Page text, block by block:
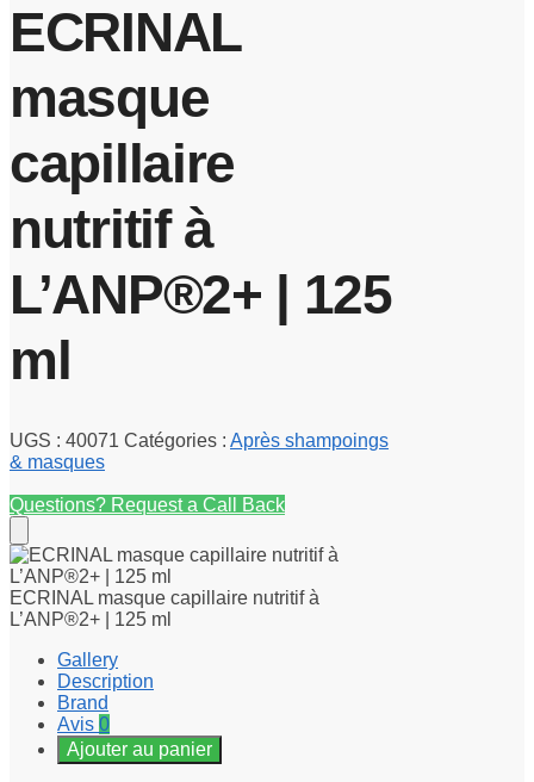
ECRINAL
masque
capillaire
nutritif à
L’ANP®2+ | 125
ml
UGS : 40071 Catégories : Après shampoings
& masques
Questions? Request a Call Back
ECRINAL masque capillaire nutritif à
L’ANP®2+ | 125 ml
Gallery
Description
Brand
Avis 0
Ajouter au panier